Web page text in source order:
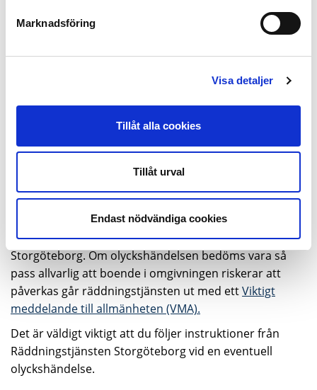
Marknadsföring
Visa detaljer
Tillåt alla cookies
Tillåt urval
Endast nödvändiga cookies
St1:s utrymningslarm testas varje måndag kl. 8.30.
verksamheter, exempelvis i Energihamnen, för att
gemensamt förebygga att en allvarlig olycka skulle
kunna spridas (dominoeffekt).
Varning till allmänheten vid en
olycka
Om en större olyckshändelse skulle inträffa inom
verksamheten larmas Räddningstjänsten
Storgöteborg. Om olyckshändelsen bedöms vara så
pass allvarlig att boende i omgivningen riskerar att
påverkas går räddningstjänsten ut med ettViktigt
meddelande till allmänheten (VMA).
Det är väldigt viktigt att du följer instruktioner från
Räddningstjänsten Storgöteborg vid en eventuell
olyckshändelse.